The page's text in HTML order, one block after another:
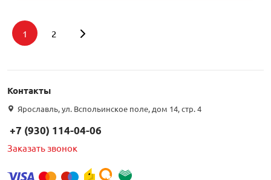
Интернет цена
1 2
Контакты
Ярославль, ул. Вспольинское поле, дом 14, стр. 4
+7 (930) 114-04-06
Заказать звонок